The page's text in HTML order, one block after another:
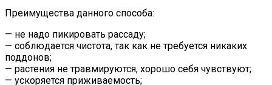
Преимущества данного способа:
— не надо пикировать рассаду;
— соблюдается чистота, так как не требуется никаких
поддонов;
— растения не травмируются, хорошо себя чувствуют;
— ускоряется приживаемость;